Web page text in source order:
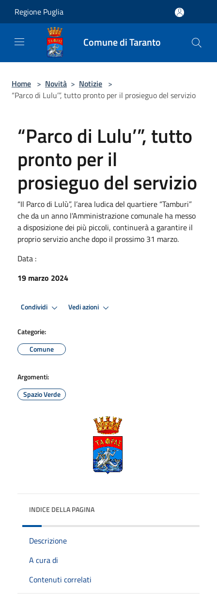
Regione Puglia
Comune di Taranto
Home > Novità > Notizie >
“Parco di Lulu’”, tutto pronto per il prosieguo del servizio
“Parco di Lulu’”, tutto
pronto per il
prosieguo del servizio
“Il Parco di Lulù”, l’area ludica del quartiere “Tamburi”
che da un anno l’Amministrazione comunale ha messo
a disposizione dei più piccoli, continuerà a garantire il
proprio servizio anche dopo il prossimo 31 marzo.
Data :
19 marzo 2024
Condividi Vedi azioni
Categorie:
Comune
Argomenti:
Spazio Verde
INDICE DELLA PAGINA
Descrizione
A cura di
Contenuti correlati